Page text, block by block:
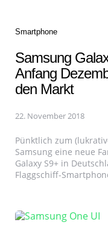
Categories
Smartphone
Samsung
Anfang
den Markt
22. November 2018
Pünktlich zum
Samsung eine neue
Galaxy S9+ in
Flaggschiff-